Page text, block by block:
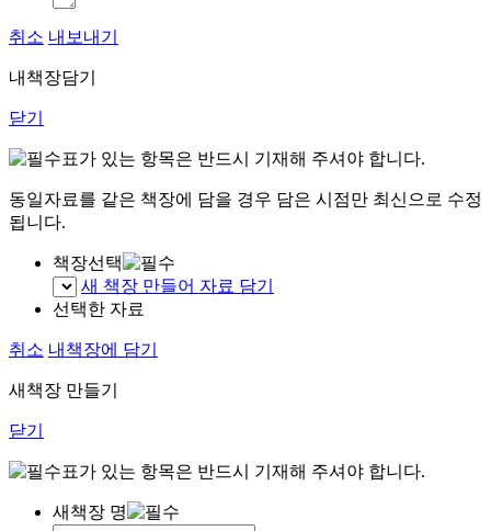
취소 내보내기
내책장담기
닫기
표가 있는 항목은 반드시 기재해 주셔야 합니다.
동일자료를 같은 책장에 담을 경우 담은 시점만 최신으로 수정
됩니다.
책장선택
새 책장 만들어 자료 담기
선택한 자료
취소 내책장에 담기
새책장 만들기
닫기
표가 있는 항목은 반드시 기재해 주셔야 합니다.
새책장 명